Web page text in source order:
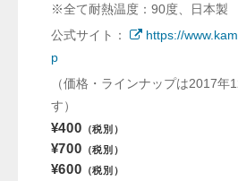
※全て耐熱温度：90度、日本製
公式サイト：
https://
p
（価格・ラインナップは2017年
す）
¥400 （税別）
¥700 （税別）
¥600 （税別）